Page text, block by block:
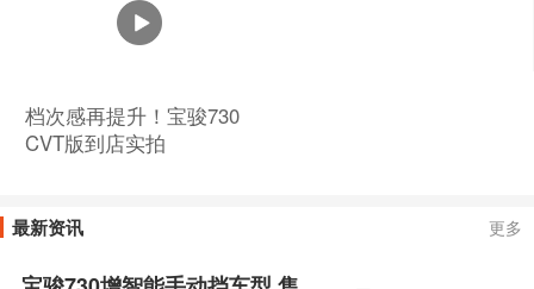
档次感再提升！宝骏730
CVT版到店实拍
最新资讯 更多